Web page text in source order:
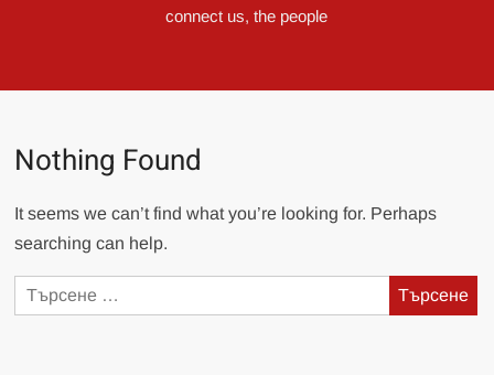
connect us, the people
Nothing Found
It seems we can’t find what you’re looking for. Perhaps
searching can help.
Търсене
за: